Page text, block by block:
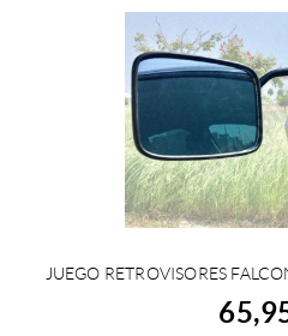
JUEGO RETROVISORES